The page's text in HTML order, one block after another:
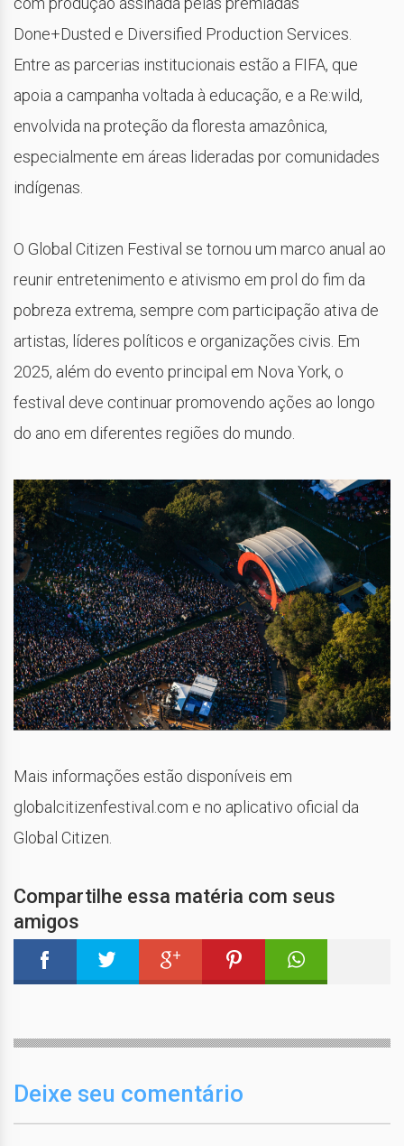
Done+Dusted e Diversified Production Services.
Entre as parcerias institucionais estão a FIFA, que
apoia a campanha voltada à educação, e a Re:wild,
envolvida na proteção da floresta amazônica,
especialmente em áreas lideradas por comunidades
indígenas.
O Global Citizen Festival se tornou um marco anual ao
reunir entretenimento e ativismo em prol do fim da
pobreza extrema, sempre com participação ativa de
artistas, líderes políticos e organizações civis. Em
2025, além do evento principal em Nova York, o
festival deve continuar promovendo ações ao longo
do ano em diferentes regiões do mundo.
Mais informações estão disponíveis em
globalcitizenfestival.com e no aplicativo oficial da
Global Citizen.
Compartilhe essa matéria com seus
amigos
Deixe seu comentário